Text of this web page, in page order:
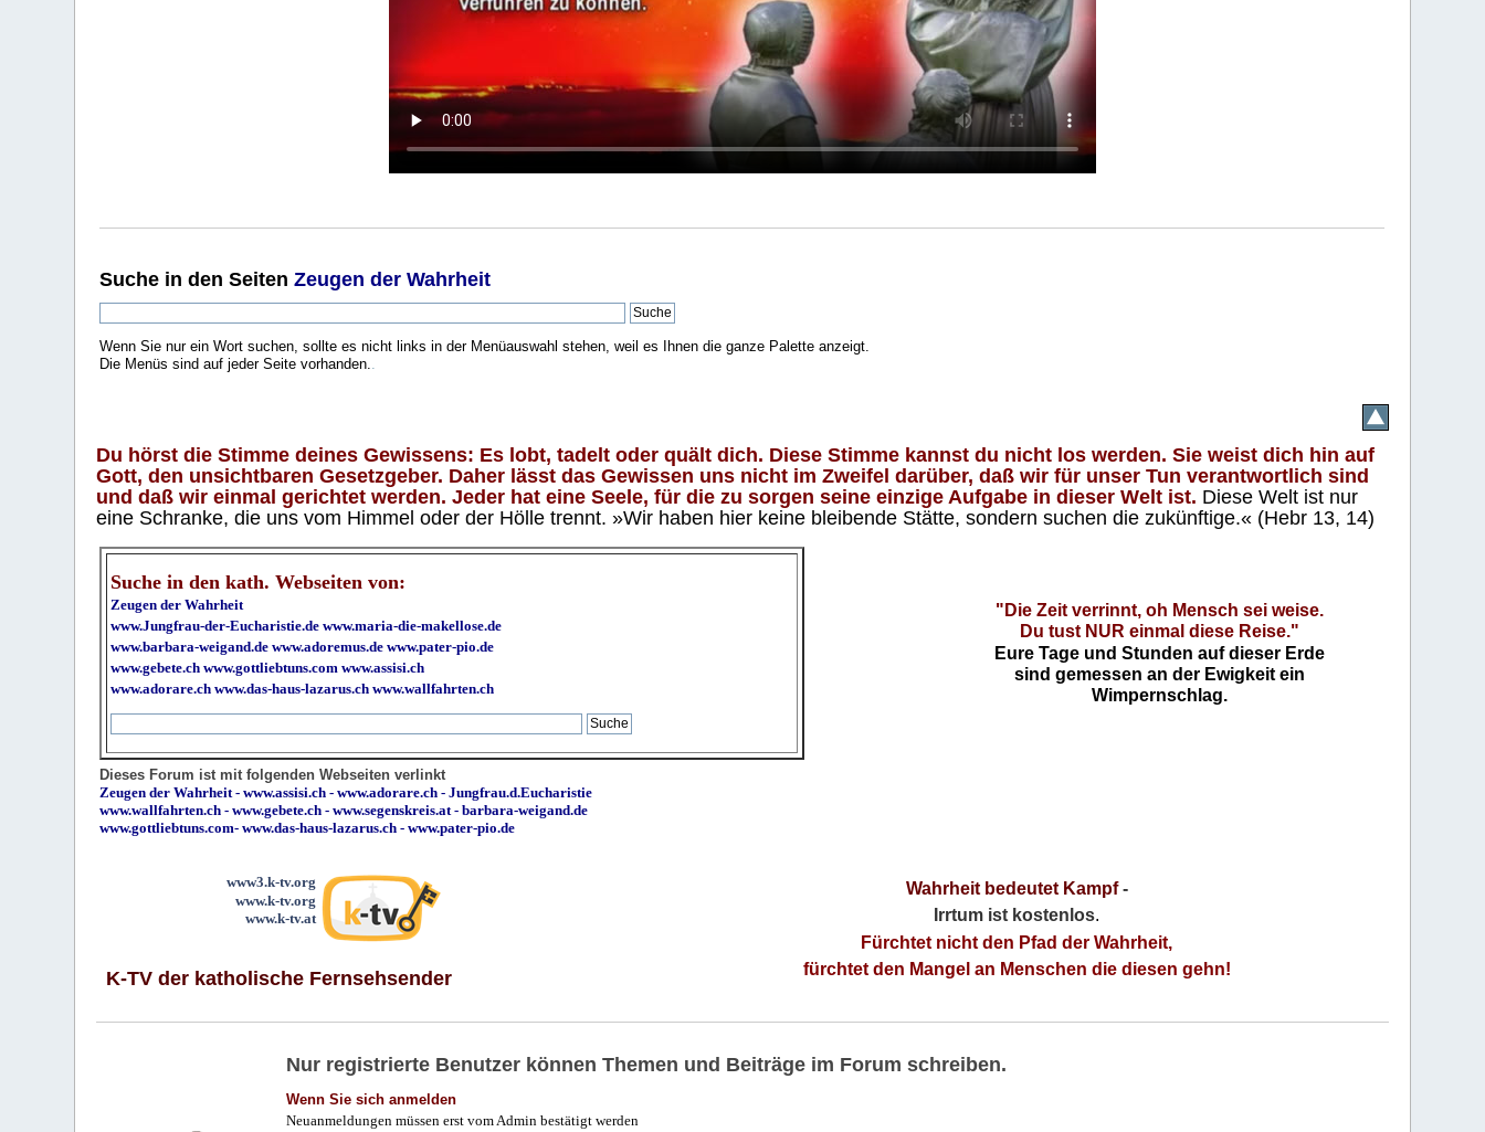
Suche in den SeitenZeugen der Wahrheit
Wenn Sie nur ein Wort suchen, sollte es nicht links in der Menüauswahl stehen, weil es Ihnen die ganze Palette anzeigt.
Die Menüs sind auf jeder Seite vorhanden.
Du hörst die Stimme deines Gewissens: Es lobt, tadelt oder quält dich. Diese Stimme kannst du nicht los werden. Sie weist dich hin auf
Gott, den unsichtbaren Gesetzgeber. Daher lässt das Gewissen uns nicht im Zweifel darüber, daß wir für unser Tun verantwortlich sind
und daß wir einmal gerichtet werden. Jeder hat eine Seele, für die zu sorgen seine einzige Aufgabe in dieser Welt ist. Diese Welt ist nur
eine Schranke, die uns vom Himmel oder der Hölle trennt. »Wir haben hier keine bleibende Stätte, sondern suchen die zukünftige.« (Hebr 13, 14)
Suche in den kath. Webseiten von:
Zeugen der Wahrheit
www.Jungfrau-der-Eucharistie.de www.maria-die-makellose.de
www.barbara-weigand.de www.adoremus.de www.pater-pio.de
www.gebete.ch www.gottliebtuns.com www.assisi.ch
www.adorare.ch www.das-haus-lazarus.ch www.wallfahrten.ch
"Die Zeit verrinnt, oh Mensch sei weise.
Du tust NUR einmal diese Reise."
Eure Tage und Stunden auf dieser Erde
sind gemessen an der Ewigkeit ein
Wimpernschlag.
Dieses Forum ist mit folgenden Webseiten verlinkt
Zeugen der Wahrheit -www.assisi.ch -www.adorare.ch -Jungfrau.d.Eucharistie
www.wallfahrten.ch -www.gebete.ch -www.segenskreis.at -barbara-weigand.de
www.gottliebtuns.com-www.das-haus-lazarus.ch - www.pater-pio.de
www3.k-tv.org
www.k-tv.org
www.k-tv.at
K-TV der katholische Fernsehsender
Wahrheit bedeutet Kampf-
Irrtum ist kostenlos.
Fürchtet nicht den Pfad der Wahrheit,
fürchtet den Mangel an Menschen die diesen gehn!
Nur registrierte Benutzer können Themen und Beiträge im Forum schreiben.
Wenn Sie sich anmelden
Neuanmeldungen müssen erst vom Admin bestätigt werden